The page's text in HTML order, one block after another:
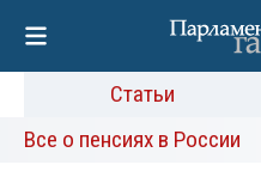
Статьи
Все о пенсиях в России